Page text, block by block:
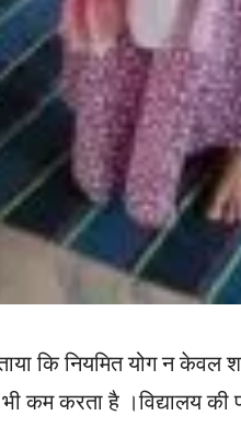
कि नियमित योग न केवल
कम करता है ।विद्यालय की